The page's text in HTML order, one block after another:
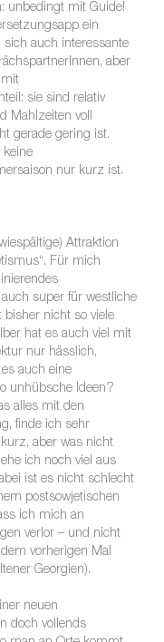
unbedingt mit Guide!
ein
auch interessante
aber
mit
sie sind relativ
Mahlzeiten voll
gerade gering ist.
keine
nur kurz ist.
Attraktion
Für mich
super für westliche
bisher nicht so viele
hat es auch viel mit
nur hässlich,
auch eine
unhübsche Ideen?
alles mit den
finde ich sehr
aber was nicht
ich noch viel aus
ist es nicht schlecht
postsowjetischen
ich mich an
verlor – und nicht
vorherigen Mal
Georgien).
neuen
doch vollends